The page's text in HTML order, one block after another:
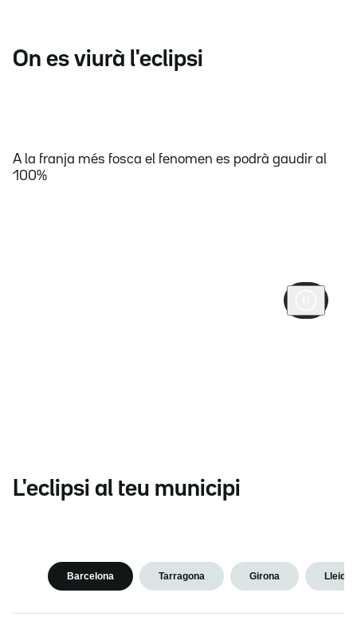
On es viurà l'eclipsi
A la franja més fosca el fenomen es podrà gaudir al
100%
L'eclipsi al teu municipi
Barcelona Tarragona Girona Lleida